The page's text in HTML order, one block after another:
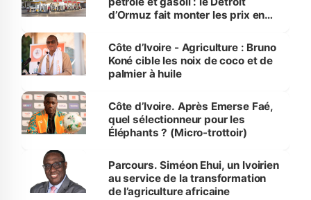
d’Ormuz fait monter les prix en
Côte d’Ivoire - Agriculture : Bruno
Koné cible les noix de coco et de
palmier à huile
Côte d’Ivoire. Après Emerse Faé,
quel sélectionneur pour les
Éléphants ? (Micro-trottoir)
Parcours. Siméon Ehui, un Ivoirien
au service de la transformation
de l’agriculture africaine